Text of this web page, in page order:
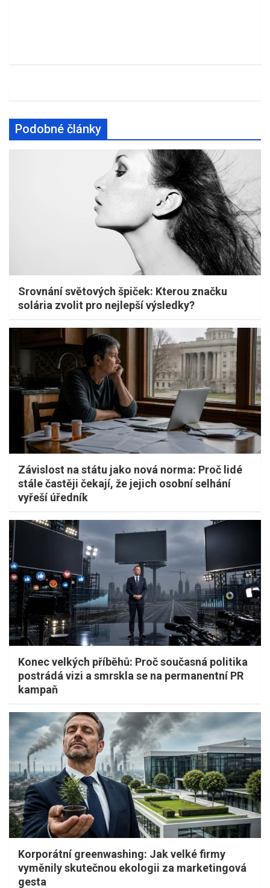
Podobné články
Srovnání světových špiček: Kterou značku
solária zvolit pro nejlepší výsledky?
Závislost na státu jako nová norma: Proč lidé
stále častěji čekají, že jejich osobní selhání
vyřeší úředník
Konec velkých příběhů: Proč současná politika
postrádá vizi a smrskla se na permanentní PR
kampaň
Korporátní greenwashing: Jak velké firmy
vyměnily skutečnou ekologii za marketingová
gesta